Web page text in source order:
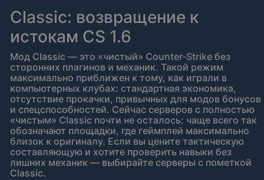
Classic: возвращение к
истокам CS 1.6
Мод Classic — это «чистый» Counter‑Strike без
сторонних плагинов и механик. Такой режим
максимально приближен к тому, как играли в
компьютерных клубах: стандартная экономика,
отсутствие прокачки, привычных для модов бонусов
и спецспособностей. Сейчас серверов с полностью
«чистым» Classic почти не осталось: чаще всего так
обозначают площадки, где геймплей максимально
близок к оригиналу. Если вы цените тактическую
составляющую и хотите проверить навыки без
лишних механик — выбирайте серверы с пометкой
Classic.